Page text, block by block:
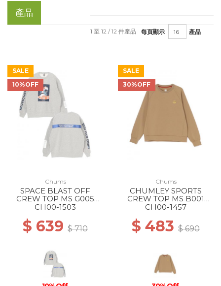
產品
每頁顯示 產品
1 至 12 / 12 件產品
SALE
10%OFF
Chums
SPACE BLAST OFF
CREW TOP MS G005
H/GRAY
CH00-1503
$ 639 $ 710
SALE
30%OFF
Chums
CHUMLEY SPORTS
CREW TOP MS B001
BEIGE
CH00-1457
$ 483 $ 690